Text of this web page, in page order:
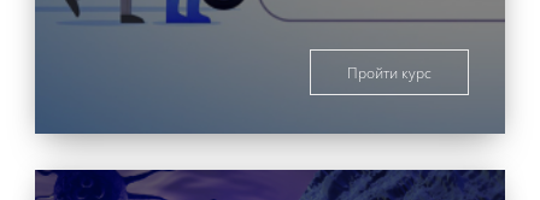
Пройти курс